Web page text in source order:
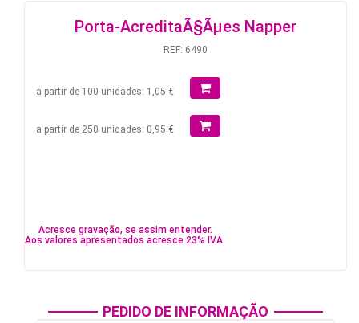
Porta-AcreditaÃ§Ãµes Napper
REF: 6490
a partir de 100 unidades: 1,05 €
a partir de 250 unidades: 0,95 €
Acresce gravação, se assim entender.
Aos valores apresentados acresce 23% IVA.
PEDIDO DE INFORMAÇÃO